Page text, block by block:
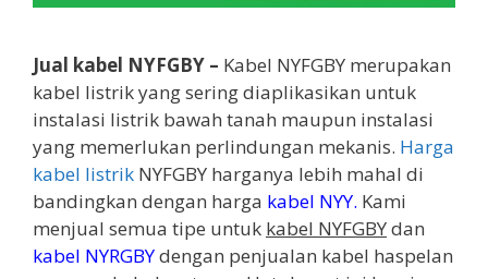
Jual kabel NYFGBY – Kabel NYFGBY merupakan
kabel listrik yang sering diaplikasikan untuk
instalasi listrik bawah tanah maupun instalasi
yang memerlukan perlindungan mekanis. Harga
kabel listrik NYFGBY harganya lebih mahal di
bandingkan dengan harga kabel NYY. Kami
menjual semua tipe untuk kabel NYFGBYdan
kabel NYRGBYdengan penjualan kabel haspelan